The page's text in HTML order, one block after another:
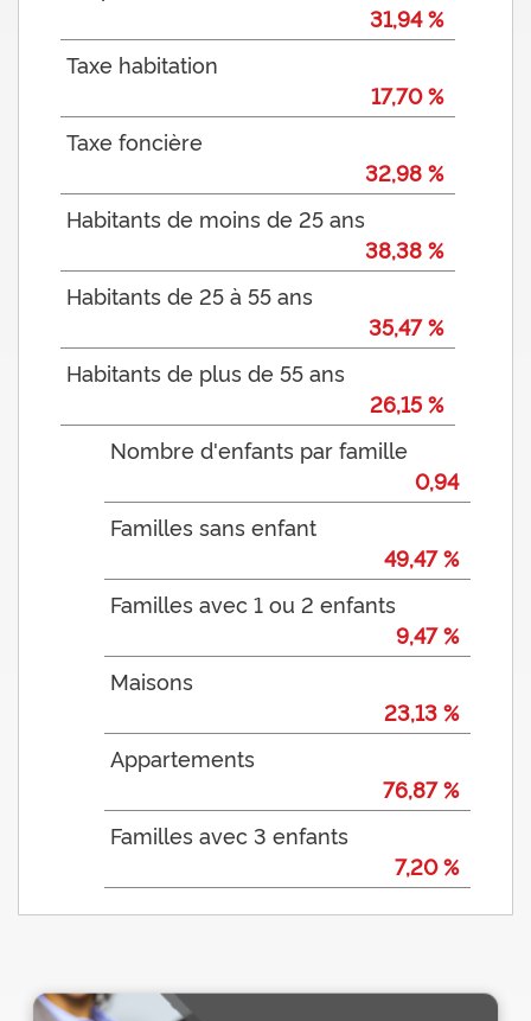
31,94 %
Taxe habitation
17,70 %
Taxe foncière
32,98 %
Habitants de moins de 25 ans
38,38 %
Habitants de 25 à 55 ans
35,47 %
Habitants de plus de 55 ans
26,15 %
Nombre d'enfants par famille
0,94
Familles sans enfant
49,47 %
Familles avec 1 ou 2 enfants
9,47 %
Maisons
23,13 %
Appartements
76,87 %
Familles avec 3 enfants
7,20 %